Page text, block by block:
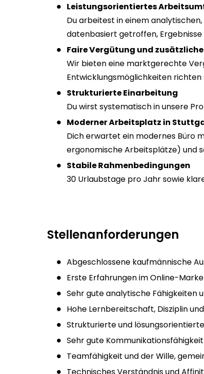
Leistungsorientiertes
Du arbeitest in einem
datenbasiert getroffen, Ergebnisse
Faire Vergütung und
Wir bieten eine marktgerechte
Entwicklungsmöglichkeiten
Strukturierte Einarbeitung
Du wirst systematisch in unsere
Moderner Arbeitsplatz in
Dich erwartet ein modernes Büro
ergonomische Arbeitsplätze) und
Stabile Rahmenbedingungen
30 Urlaubstage pro Jahr sowie
Stellenanforderungen
Abgeschlossene kaufmännische
Erste Erfahrungen im Online-
Sehr gute analytische Fähigkeiten
Hohe Lernbereitschaft, Disziplin
Strukturierte und
Sehr gute
Teamfähigkeit und der Wille,